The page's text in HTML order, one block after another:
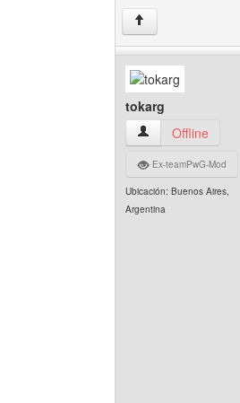
↑
tokarg
tokarg Ver perfil
Offline
Ex-teamPwG-Mod
Ubicación: Buenos Aires,
Argentina